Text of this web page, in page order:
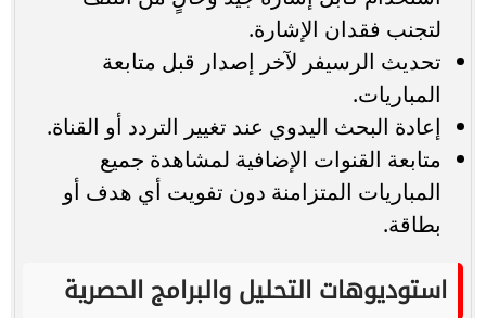
لتجنب فقدان الإشارة.
تحديث الرسيفر لآخر إصدار قبل متابعة
المباريات.
إعادة البحث اليدوي عند تغيير التردد أو القناة.
متابعة القنوات الإضافية لمشاهدة جميع
المباريات المتزامنة دون تفويت أي هدف أو
بطاقة.
استوديوهات التحليل والبرامج الحصرية